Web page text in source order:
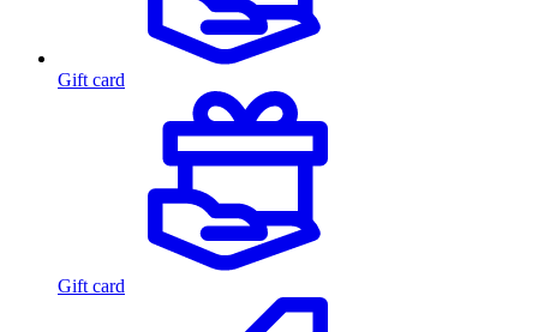
Gift card
Gift card